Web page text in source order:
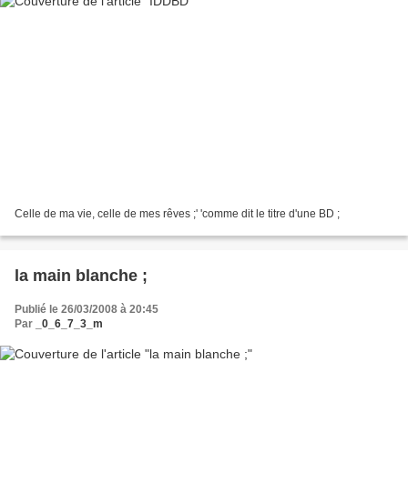
Celle de ma vie, celle de mes rêves ;' 'comme dit le titre d'une BD ;
la main blanche ;
Publié le 26/03/2008 à 20:45
Par
_0_6_7_3_m